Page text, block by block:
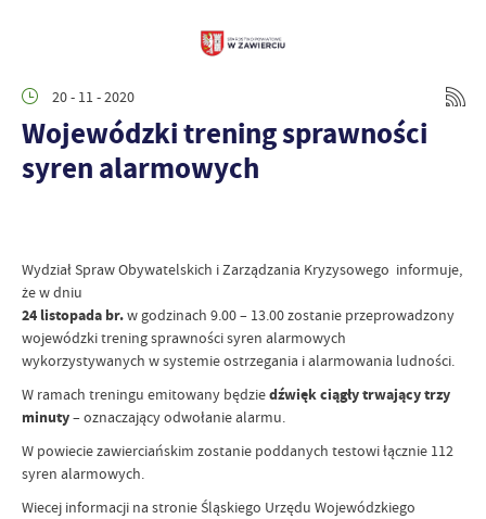
20 - 11 - 2020
Wojewódzki trening sprawności
syren alarmowych
Wydział Spraw Obywatelskich i Zarządzania Kryzysowego informuje,
że w dniu
24 listopada br.w godzinach 9.00 – 13.00 zostanie przeprowadzony
wojewódzki trening sprawności syren alarmowych
wykorzystywanych w systemie ostrzegania i alarmowania ludności.
W ramach treningu emitowany będziedźwięk ciągły trwający trzy
minuty– oznaczający odwołanie alarmu.
W powiecie zawierciańskim zostanie poddanych testowi łącznie 112
syren alarmowych.
Wiecej informacji na stronie Śląskiego Urzędu Wojewódzkiego